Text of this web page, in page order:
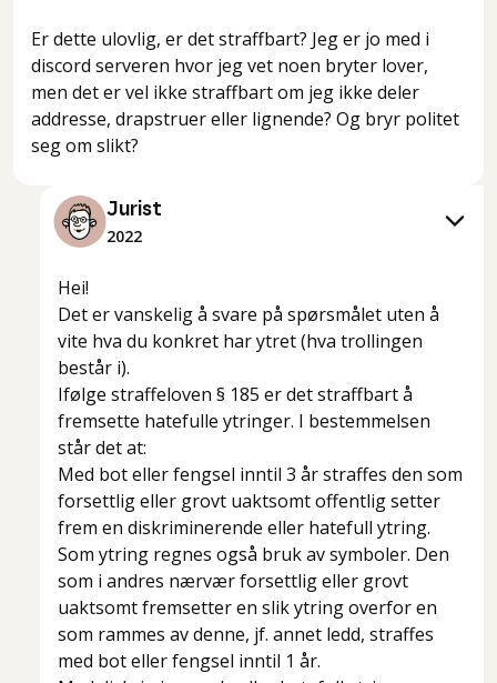
Er dette ulovlig, er det straffbart? Jeg er jo med i
discord serveren hvor jeg vet noen bryter lover,
men det er vel ikke straffbart om jeg ikke deler
addresse, drapstruer eller lignende? Og bryr politet
seg om slikt?
Jurist
2022
Hei!
Det er vanskelig å svare på spørsmålet uten å
vite hva du konkret har ytret (hva trollingen
består i).
Ifølge straffeloven § 185 er det straffbart å
fremsette hatefulle ytringer. I bestemmelsen
står det at:
Med bot eller fengsel inntil 3 år straffes den som
forsettlig eller grovt uaktsomt offentlig setter
frem en diskriminerende eller hatefull ytring.
Som ytring regnes også bruk av symboler. Den
som i andres nærvær forsettlig eller grovt
uaktsomt fremsetter en slik ytring overfor en
som rammes av denne, jf. annet ledd, straffes
med bot eller fengsel inntil 1 år.